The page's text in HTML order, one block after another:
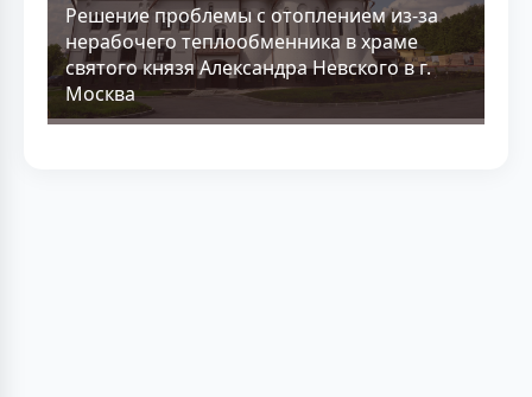
Решение проблемы с отоплением из-за
нерабочего теплообменника в храме
святого князя Александра Невского в г.
Москва